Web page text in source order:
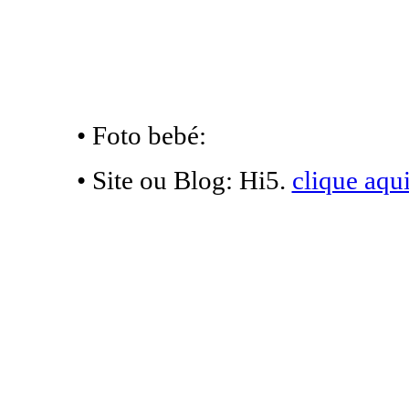
• Foto bebé:
• Site ou Blog: Hi5. clique